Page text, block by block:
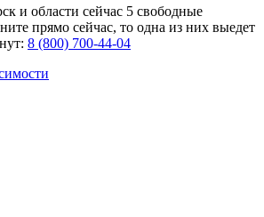
и области сейчас 5 свободные
прямо сейчас, то одна из них выедет
8 (800) 700-44-04